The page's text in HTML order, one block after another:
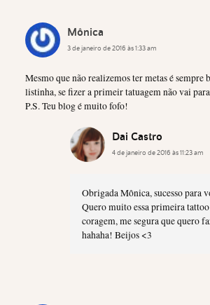
Mônica
3 de janeiro de 2016 às 1:33 am
Mesmo que não realizemos ter metas é sempre
listinha, se fizer a primeir tatuagem não vai
P.S. Teu blog é muito fofo!
Dai Castro
4 de janeiro de 2016 às 11:23 am
Obrigada Mônica, sucesso para
Quero muito essa primeira
coragem, me segura que quero
hahaha! Beijos <3